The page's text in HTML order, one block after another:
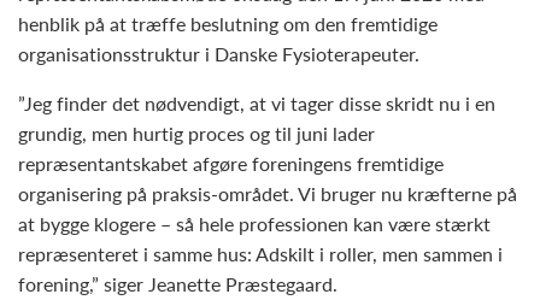
henblik på at træffe beslutning om den fremtidige
organisationsstruktur i Danske Fysioterapeuter.
”Jeg finder det nødvendigt, at vi tager disse skridt nu i en
grundig, men hurtig proces og til juni lader
repræsentantskabet afgøre foreningens fremtidige
organisering på praksis-området. Vi bruger nu kræfterne på
at bygge klogere – så hele professionen kan være stærkt
repræsenteret i samme hus: Adskilt i roller, men sammen i
forening,” siger Jeanette Præstegaard.